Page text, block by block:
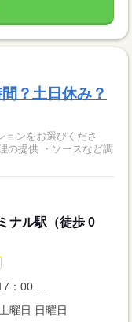
？土日休み？
ンをお選びくださ
ナル駅（徒歩 0
：00 ...
曜日 日曜日